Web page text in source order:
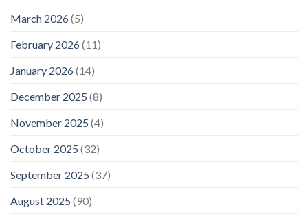
March 2026(5)
February 2026(11)
January 2026(14)
December 2025 (8)
November 2025 (4)
October 2025 (32)
September 2025 (37)
August 2025 (90)